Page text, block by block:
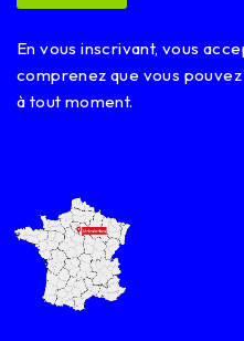
i
E
m
a
En vous inscrivant, vous
comprenez que vous
à tout moment.